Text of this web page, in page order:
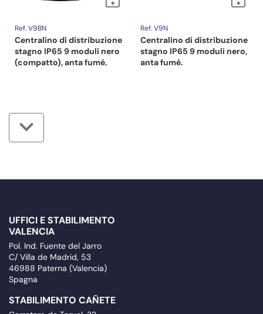
Ref. V9BN
Centralino di distribuzione
stagno IP65 9 moduli nero
(compatto), anta fumé.
Ref. V9N
Centralino di distribuzione
stagno IP65 9 moduli nero,
anta fumé.
UFFICI E STABILIMENTO
VALENCIA
Pol. Ind. Fuente del Jarro
C/ Villa de Madrid, 53
46988 Paterna (Valencia)
Spagna
STABILIMENTO CAÑETE